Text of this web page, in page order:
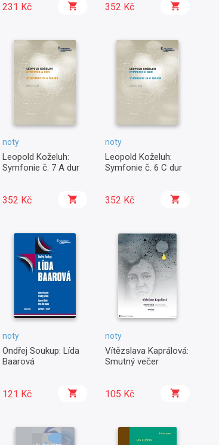
231 Kč 352 Kč
noty
Leopold Koželuh:
Symfonie č. 7 A dur
352 Kč
noty
Leopold Koželuh:
Symfonie č. 6 C dur
352 Kč
noty
Ondřej Soukup: Lída
Baarová
121 Kč
noty
Vítězslava Kaprálová:
Smutný večer
105 Kč